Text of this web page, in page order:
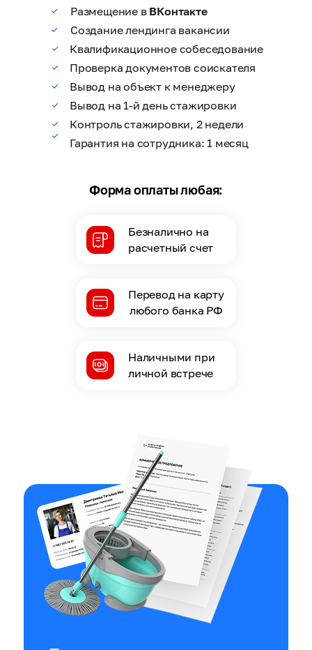
Форма оплаты любая:
Наличными при
личной встрече
Безналично на
расчетный счет
Перевод на карту
любого банка РФ
Квалификационное собеседование
Проверка документов соискателя
Вывод на объект к менеджеру
Вывод на 1-й день стажировки
Контроль стажировки, 2 недели
Гарантия на сотрудника: 1 месяц
Размещение в ВКонтакте
Создание лендинга вакансии